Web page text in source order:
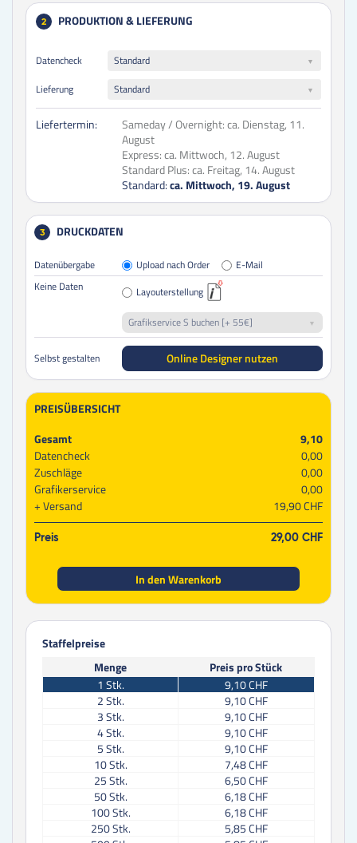
2 PRODUKTION & LIEFERUNG
Datencheck
Standard
Lieferung
Standard
Liefertermin: Sameday / Overnight:ca. Dienstag, 11.
August
Express:ca. Mittwoch, 12. August
Standard Plus:ca. Freitag, 14. August
Standard:ca. Mittwoch, 19. August
3 DRUCKDATEN
Datenübergabe Upload nach Order
E-Mail
Keine Daten
Layouterstellung
Grafikservice S buchen [+ 55€]
Selbst gestalten Online Designer nutzen
PREISÜBERSICHT
Gesamt
9,10
Datencheck
0,00
Zuschläge
0,00
Grafikerservice
0,00
Versand
19,90 CHF
Preis 29,00 CHF
In den Warenkorb
Staffelpreise
Menge
Preis pro Stück
1 Stk.
9,10 CHF
2Stk.
9,10 CHF
3Stk.
9,10 CHF
4Stk.
9,10 CHF
5Stk.
9,10 CHF
10Stk.
7,48 CHF
25Stk.
6,50 CHF
50Stk.
6,18 CHF
100Stk.
6,18 CHF
250Stk.
5,85 CHF